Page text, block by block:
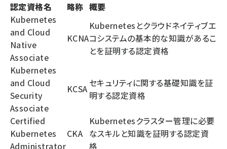
認定資格名 略称 概要
Kubernetes
and Cloud
Native
Associate
KCNA
Kubernetesとクラウドネイティブエ
コシステムの基本的な知識があるこ
とを証明する認定資格
Kubernetes
and Cloud
Security
Associate
KCSA セキュリティに関する基礎知識を証
明する認定資格
Certified
Kubernetes
Administrator
CKA
Kubernetesクラスター管理に必要
なスキルと知識を証明する認定資
格